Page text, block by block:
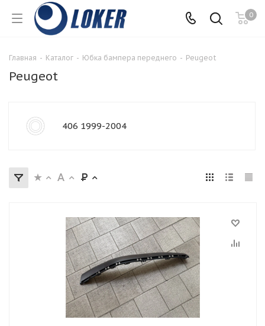
0
Главная - Каталог - Юбка бампера переднего - Peugeot
Peugeot
406 1999-2004